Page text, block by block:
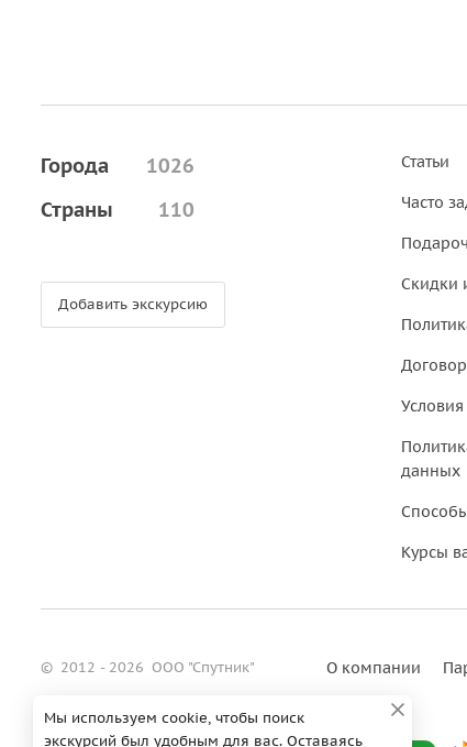
Города
1026
Страны
110
Добавить экскурсию
Статьи
Часто
Скидки
данных
Курсы
О компании
© 2012 - 2026 ООО "Спутник"
Мы используем cookie, чтобы поиск
экскурсий был удобным для вас. Оставаясь